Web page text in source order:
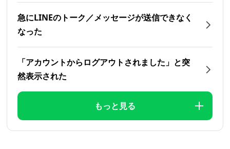
急にLINEのトーク／メッセージが送信できなく
なった
「アカウントからログアウトされました」と突
然表示された
もっと見る